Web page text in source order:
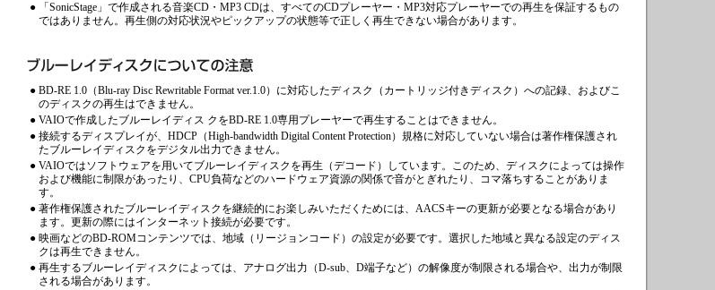
●
「SonicStage」で作成される音楽CD・MP3 CDは、すべてのCDプレーヤー・MP3対応プレーヤーでの再生を保証するもの
ではありません。再生側の対応状況やピックアップの状態等で正しく再生できない場合があります。
● BD-RE 1.0（Blu-ray Disc Rewritable Format ver.1.0）に対応したディスク（カートリッジ付きディスク）への記録、およびこ
のディスクの再生はできません。
● VAIOで作成したブルーレイディス クをBD-RE 1.0専用プレーヤーで再生することはできません。
● 接続するディスプレイが、HDCP（High-bandwidth Digital Content Protection）規格に対応していない場合は著作権保護され
たブルーレイディスクをデジタル出力できません。
● VAIOではソフトウェアを用いてブルーレイディスクを再生（デコード）しています。このため、ディスクによっては操作
および機能に制限があったり、CPU負荷などのハードウェア資源の関係で音がとぎれたり、コマ落ちすることがありま
す。
● 著作権保護されたブルーレイディスクを継続的にお楽しみいただくためには、AACSキーの更新が必要となる場合があり
ます。更新の際にはインターネット接続が必要です。
● 映画などのBD-ROMコンテンツでは、地域（リージョンコード）の設定が必要です。選択した地域と異なる設定のディス
クは再生できません。
● 再生するブルーレイディスクによっては、アナログ出力（D-sub、D端子など）の解像度が制限される場合や、出力が制限
される場合があります。